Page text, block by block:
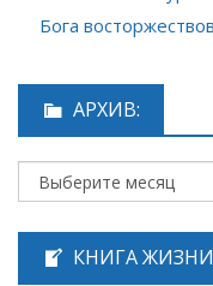
Бога
АРХИВ:
КНИГА